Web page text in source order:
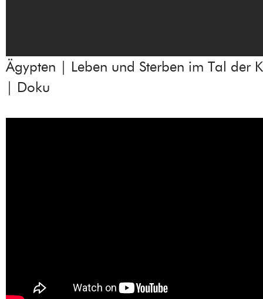
Ägypten | Leben und Sterben im Tal der
| Doku